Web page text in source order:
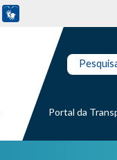
Portal da